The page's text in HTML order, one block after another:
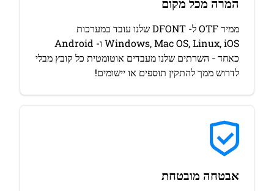
ממיר OTF ל- DFONT שלנו עובד במערכות
Windows, Mac OS, Linux, iOS ו- Android
כאחד - השרתים שלנו מעבדים אוטומטית כל קובץ מבלי
לדרוש ממך להתקין תוספים או יישומים!
אבטחה מובטחת